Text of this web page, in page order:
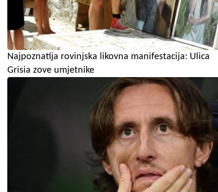
Najpoznatija rovinjska likovna manifestacija: Ulica
Grisia zove umjetnike